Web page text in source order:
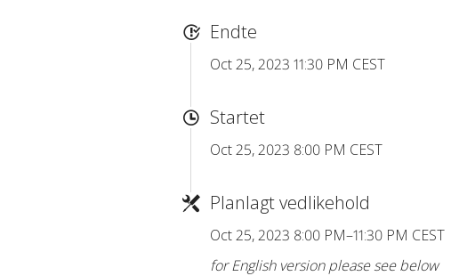
Endte
Oct 25, 2023 11:30 PM CEST
Startet
Oct 25, 2023 8:00 PM CEST
Planlagt vedlikehold
Oct 25, 2023 8:00 PM–11:30 PM CEST
for English version please see below